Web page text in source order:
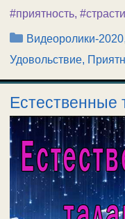
#приятность, #страсти
Рубрики
Видеоролики-2020
Удовольствие,
Естественные